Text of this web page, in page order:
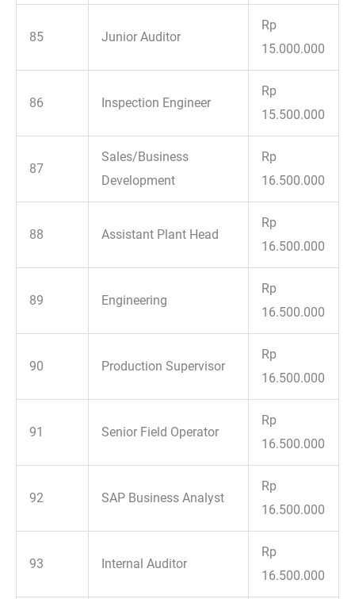
85 Junior Auditor
Rp
15.000.000
86 Inspection Engineer
Rp
15.500.000
87
Sales/Business
Development
Rp
16.500.000
88 Assistant Plant Head
Rp
16.500.000
89 Engineering
Rp
16.500.000
90 Production Supervisor
Rp
16.500.000
91 Senior Field Operator
Rp
16.500.000
92 SAP Business Analyst
Rp
16.500.000
93 Internal Auditor
Rp
16.500.000